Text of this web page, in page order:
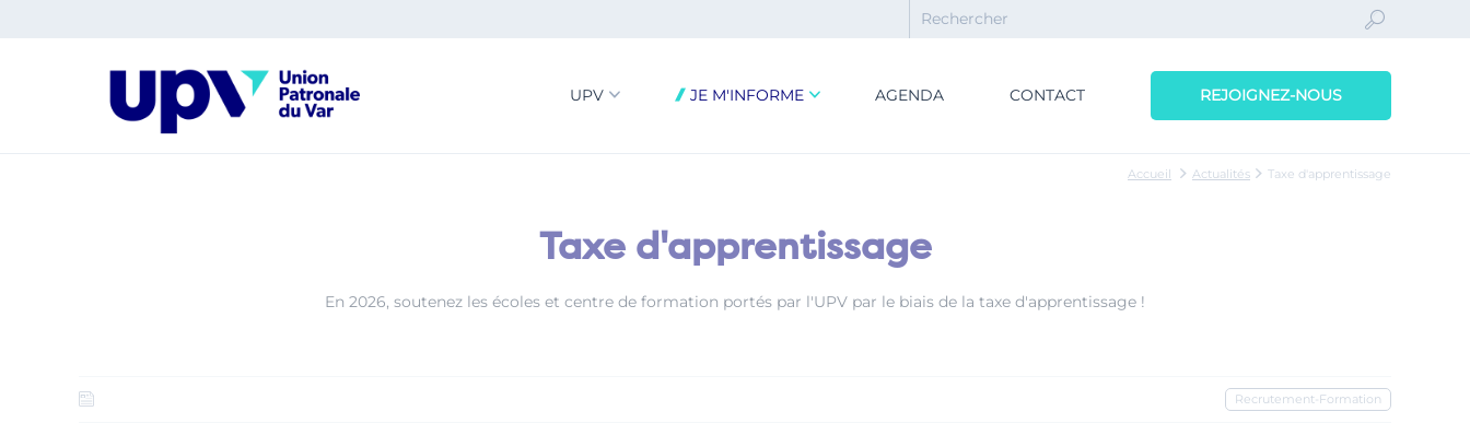
UPV JE M'INFORME AGENDA CONTACT REJOIGNEZ-NOUS
Accueil Actualités Taxe d'apprentissage
Taxe d'apprentissage
En 2026, soutenez les écoles et centre de formation portés par l'UPV par le biais de la taxe d'apprentissage !
Recrutement-Formation